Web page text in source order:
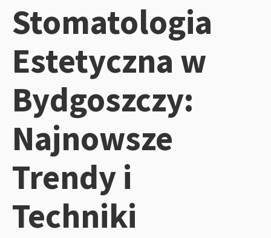
Stomatologia
Estetyczna w
Bydgoszczy:
Najnowsze
Trendy i
Techniki